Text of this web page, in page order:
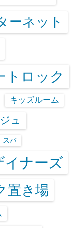
ーネット
トロック
キッズルーム
ュ
スパ
イナーズ
置き場